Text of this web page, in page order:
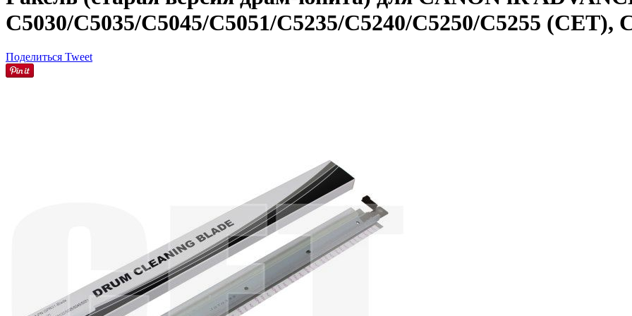
C5030/C5035/C5045/C5051/C5235/C5240/C5250/C5255 (CET),
Поделиться Tweet